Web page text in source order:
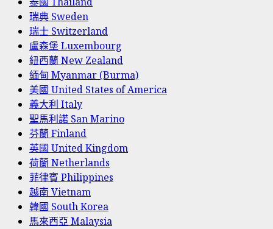
瑞典 Sweden
瑞士 Switzerland
盧森堡 Luxembourg
紐西蘭 New Zealand
緬甸 Myanmar (Burma)
美國 United States of America
義大利 Italy
聖馬利諾 San Marino
芬蘭 Finland
英國 United Kingdom
荷蘭 Netherlands
菲律賓 Philippines
越南 Vietnam
韓國 South Korea
馬來西亞 Malaysia